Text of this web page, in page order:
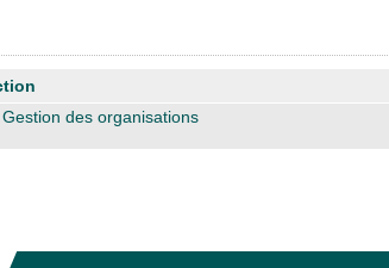
des organisations